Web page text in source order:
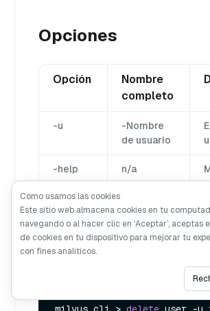
Opciones
Opción
Nombre
completo
-u
-Nombre
de usuario
-help n/a
Ejemplo
Cómo usamos las cookies
Este sitio web almacena cookies en tu
navegando o al hacer clic en ‘Aceptar’, aceptas
de cookies en tu dispositivo para mejorar tu
con fines analíticos.